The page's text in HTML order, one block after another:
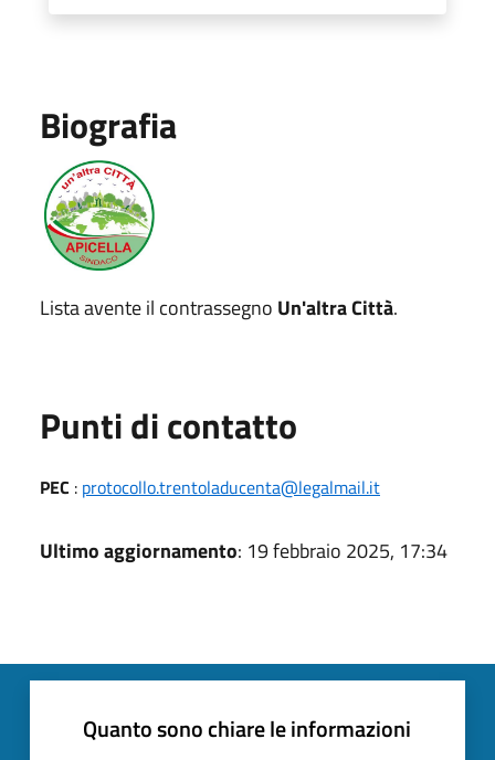
Biografia
Lista avente il contrassegno Un'altra Città.
Punti di contatto
PEC : protocollo.trentoladucenta@legalmail.it
Ultimo aggiornamento: 19 febbraio 2025, 17:34
Quanto sono chiare le informazioni